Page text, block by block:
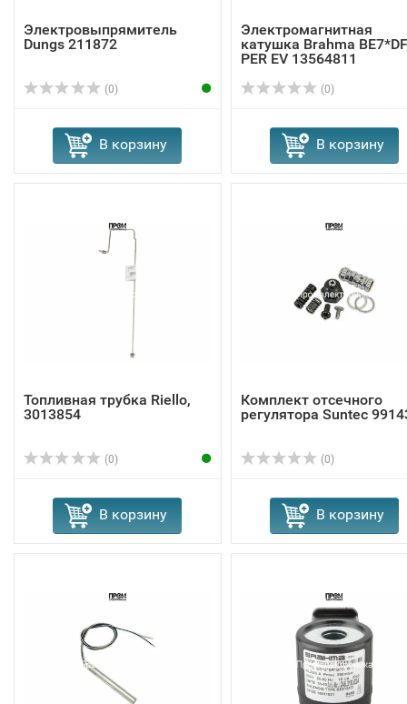
Электровыпрямитель
Dungs 211872
(0)
В корзину
Электромагнитная
катушка Brahma
PER EV 13564811
(0)
В корзину
Топливная трубка Riello,
3013854
(0)
В корзину
Комплект отсечного
регулятора Suntec
(0)
В корзину